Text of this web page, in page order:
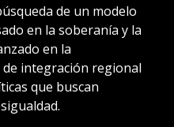
de un modelo
en la soberanía y la
en la
integración regional
que buscan